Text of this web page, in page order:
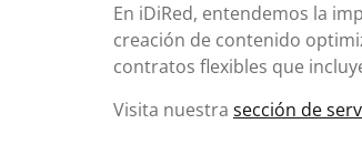
En iDiRed, entendemos la
creación de contenido
contratos flexibles que
Visita nuestra sección de